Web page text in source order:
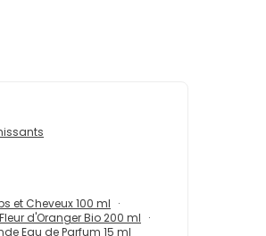
et Cheveux 100 ml
d'Oranger Bio 200 ml
Eau de Parfum 15 ml